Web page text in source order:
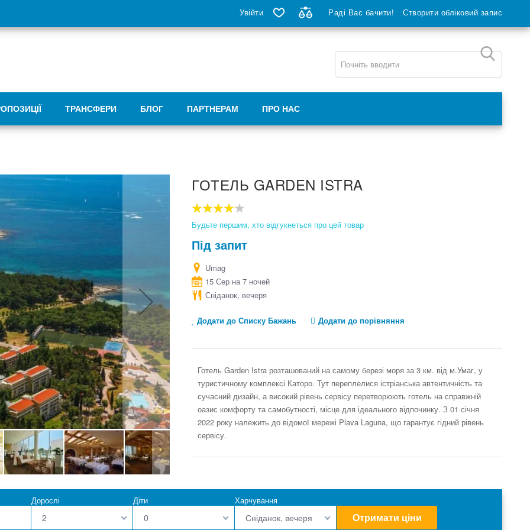
Увійти Раді Вас бачити! Створити обліковий запис
ТРАНСФЕРИ БЛОГ ПАРТНЕРАМ ПРО НАС
ГОТЕЛЬ GARDEN ISTRA
80
% of
Будьте першим, хто відгукнеться про цей товар
Під запит
Umag
15 Сер на 7 ночей
Сніданок, вечеря
Додати до Списку Бажань Додати до порівняння
Готель Garden Istra розташований на самому березі моря за 3 км. від м.Умаг, у
туристичному комплексі Каторо. Тут переплелися істріанська автентичність та
сучасний дизайн, а високий рівень сервісу перетворюють готель на справжній
оазис комфорту та самобутності, місце для ідеального відпочинку. З 01 січня
2022 року належить до відомої мережі Plava Laguna, що гарантує гідний рівень
сервісу.
Дорослі
2
Діти
0
Харчування
Сніданок, вечеря Отримати ціни